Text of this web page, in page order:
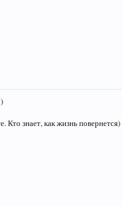
Кто знает, как жизнь повернется)